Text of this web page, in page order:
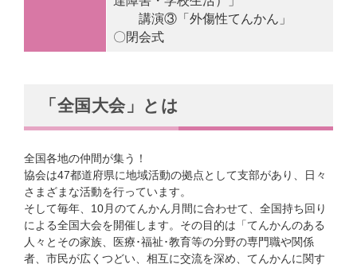
講演③「外傷性てんかん」
〇閉会式
「全国大会」とは
全国各地の仲間が集う！
協会は47都道府県に地域活動の拠点として支部があり、日々
さまざまな活動を行っています。
そして毎年、10月のてんかん月間に合わせて、全国持ち回り
による全国大会を開催します。その目的は「てんかんのある
人々とその家族、医療･福祉･教育等の分野の専門職や関係
者、市民が広くつどい、相互に交流を深め、てんかんに関す